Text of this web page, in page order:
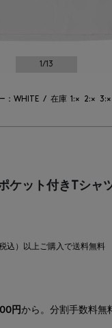
1/13
：WHITE / 在庫 1:× 2:× 3:×
ケット付きTシャ
込）以上ご購入で送料無料
円から。分割手数料無